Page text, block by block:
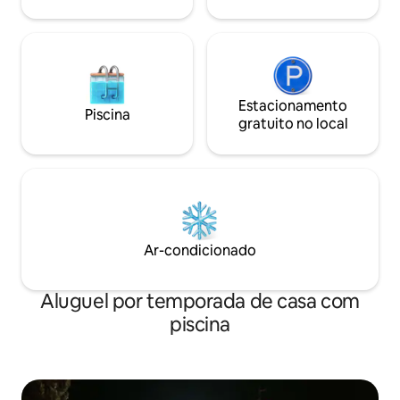
Piscina
Estacionamento
gratuito no local
Ar-condicionado
Aluguel por temporada de casa com
piscina